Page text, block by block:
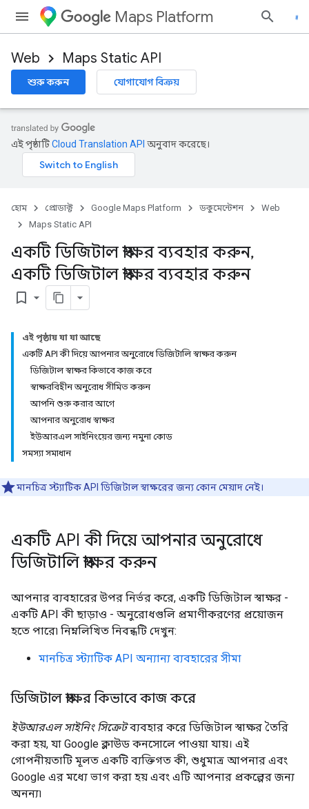
Maps Platform
Web Maps Static API
শুরু করুন যোগাযোগ বিক্রয়
এই পৃষ্ঠাটিCloud Translation API অনুবাদ করেছে।
হোম প্রোডাক্ট Google Maps Platform ডকুমেন্টেশন
Web
Maps Static API
একটি ডিজিটাল স্বাক্ষর ব্যবহার করুন,
একটি ডিজিটাল স্বাক্ষর ব্যবহার করুন
bookmark_border
এই পৃষ্ঠায় যা যা আছে
একটি API কী দিয়ে আপনার অনুরোধে ডিজিটালি স্বাক্ষর করুন
ডিজিটাল স্বাক্ষর কিভাবে কাজ করে
স্বাক্ষরবিহীন অনুরোধ সীমিত করুন
আপনি শুরু করার আগে
আপনার অনুরোধ স্বাক্ষর
ইউআরএল সাইনিংয়ের জন্য নমুনা কোড
সমস্যা সমাধান
মানচিত্র স্ট্যাটিক API ডিজিটাল স্বাক্ষরের জন্য কোন মেয়াদ নেই।
একটি API কী দিয়ে আপনার অনুরোধে
ডিজিটালি স্বাক্ষর করুন
আপনার ব্যবহারের উপর নির্ভর করে, একটি ডিজিটাল স্বাক্ষর -
একটি API কী ছাড়াও - অনুরোধগুলি প্রমাণীকরণের প্রয়োজন
হতে পারে৷ নিম্নলিখিত নিবন্ধটি দেখুন:
মানচিত্র স্ট্যাটিক API অন্যান্য ব্যবহারের সীমা
ডিজিটাল স্বাক্ষর কিভাবে কাজ করে
ইউআরএল সাইনিং সিক্রেটব্যবহার করে ডিজিটাল স্বাক্ষর তৈরি
করা হয়, যা Google ক্লাউড কনসোলে পাওয়া যায়। এই
গোপনীয়তাটি মূলত একটি ব্যক্তিগত কী, শুধুমাত্র আপনার এবং
Google এর মধ্যে ভাগ করা হয় এবং এটি আপনার প্রকল্পের জন্য
অনন্য৷